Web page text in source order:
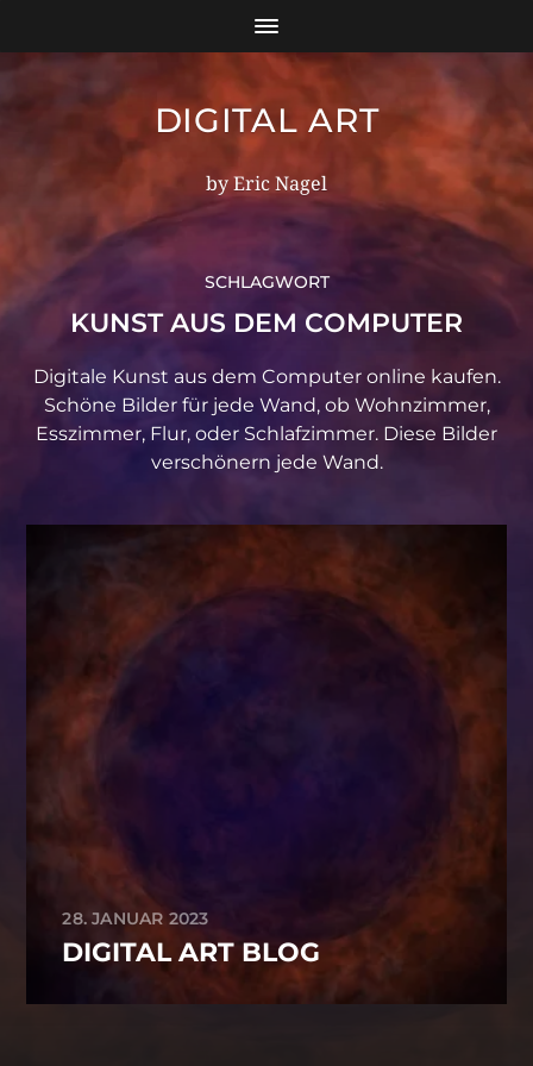
DIGITAL ART
by Eric Nagel
SCHLAGWORT
KUNST AUS DEM COMPUTER
Digitale Kunst aus dem Computer online kaufen.
Schöne Bilder für jede Wand, ob Wohnzimmer,
Esszimmer, Flur, oder Schlafzimmer. Diese Bilder
verschönern jede Wand.
28. JANUAR 2023
DIGITAL ART BLOG